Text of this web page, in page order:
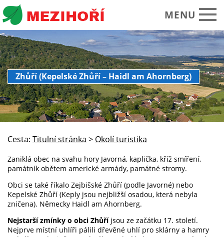
MENU
Obecní úřad
O obci Mezihoří
Historie Památky
Spolky sdružení
Okolí turistika
Kalendář akcí
Praktické informace
Foto video
Zhůří (Kepelské Zhůří – Haidl am Ahornberg)
Cesta: Titulní stránka > Okolí turistika
Zaniklá obec na svahu hory Javorná, kaplička, kříž smíření,
památník obětem americké armády, památné stromy.
Obci se také říkalo Zejbišské Zhůří (podle Javorné) nebo
Kepelské Zhůří (Keply jsou nejbližší osadou, která nebyla
zničena). Německy Haidl am Ahornberg.
Nejstarší zmínky o obci Zhůříjsou ze začátku 17. století.
Nejprve místní uhlíři pálili dřevěné uhlí pro sklárny a hamry